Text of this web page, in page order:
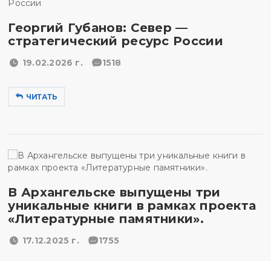
Георгий Губанов: Север —
стратегический ресурс России
19.02.2026 г. 1518
ЧИТАТЬ
В Архангельске выпущены три
уникальные книги в рамках проекта
«Литературные памятники».
17.12.2025 г. 1755